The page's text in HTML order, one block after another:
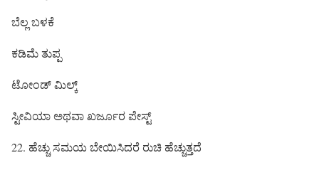
ಬೆಲ್ಲ ಬಳಕೆ
ಕಡಿಮೆ ತುಪ್ಪ
ಟೋಂಡ್ ಮಿಲ್ಕ್
ಸ್ಟೀವಿಯಾ ಅಥವಾ ಖರ್ಜೂರ ಪೇಸ್ಟ್
22. ಹೆಚ್ಚು ಸಮಯ ಬೇಯಿಸಿದರೆ ರುಚಿ ಹೆಚ್ಚುತ್ತದೆ